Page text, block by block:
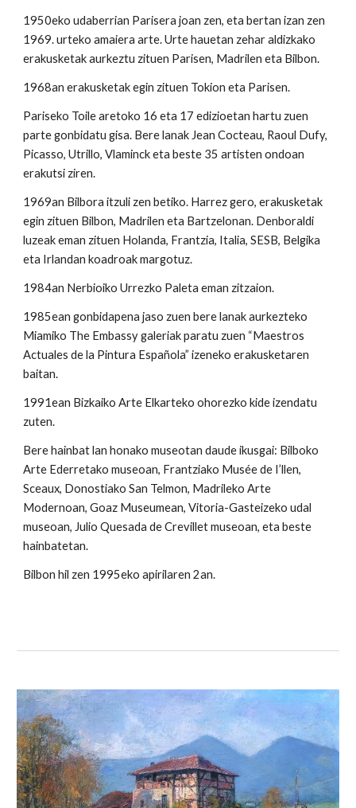
1950eko udaberrian Parisera joan zen, eta bertan izan zen
1969. urteko amaiera arte. Urte hauetan zehar aldizkako
erakusketak aurkeztu zituen Parisen, Madrilen eta Bilbon.
1968an erakusketak egin zituen Tokion eta Parisen.
Pariseko Toile aretoko 16 eta 17 edizioetan hartu zuen
parte gonbidatu gisa. Bere lanak Jean Cocteau, Raoul Dufy,
Picasso, Utrillo, Vlaminck eta beste 35 artisten ondoan
erakutsi ziren.
1969an Bilbora itzuli zen betiko. Harrez gero, erakusketak
egin zituen Bilbon, Madrilen eta Bartzelonan. Denboraldi
luzeak eman zituen Holanda, Frantzia, Italia, SESB, Belgika
eta Irlandan koadroak margotuz.
1984an Nerbioiko Urrezko Paleta eman zitzaion.
1985ean gonbidapena jaso zuen bere lanak aurkezteko
Miamiko The Embassy galeriak paratu zuen “Maestros
Actuales de la Pintura Española” izeneko erakusketaren
baitan.
1991ean Bizkaiko Arte Elkarteko ohorezko kide izendatu
zuten.
Bere hainbat lan honako museotan daude ikusgai: Bilboko
Arte Ederretako museoan, Frantziako Musée de I’llen,
Sceaux, Donostiako San Telmon, Madrileko Arte
Modernoan, Goaz Museumean, Vitoria-Gasteizeko udal
museoan, Julio Quesada de Crevillet museoan, eta beste
hainbatetan.
Bilbon hil zen 1995eko apirilaren 2an.